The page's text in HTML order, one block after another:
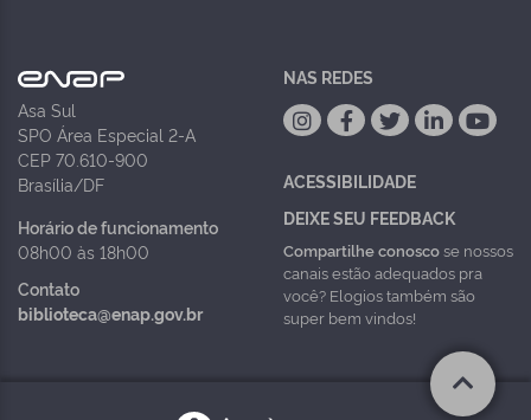
Asa Sul
SPO Área Especial 2-A
CEP 70.610-900
Brasília/DF
Horário de funcionamento
08h00 às 18h00
Contato
biblioteca@enap.gov.br
NAS REDES
ACESSIBILIDADE
DEIXE SEU FEEDBACK
Compartilhe conoscose nossos
canais estão adequados pra
você? Elogios também são
super bem vindos!